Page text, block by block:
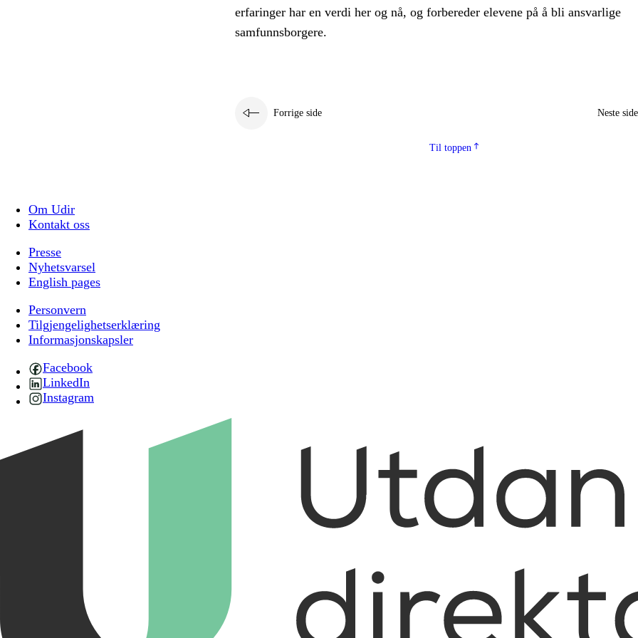
erfaringer har en verdi her og nå, og forbereder elevene på å bli ansvarlige
samfunnsborgere.
Forrige side Neste side
Til toppen
Om Udir
Kontakt oss
Presse
Nyhetsvarsel
English pages
Personvern
Tilgjengelighetserklæring
Informasjonskapsler
Facebook
LinkedIn
Instagram